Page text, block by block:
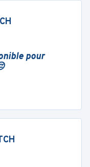
pour